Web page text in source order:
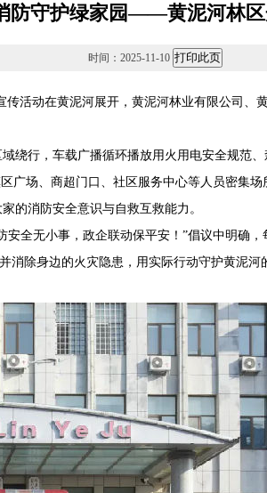
防守护绿家园——黄泥河林
时间：2025-11-10
动在黄泥河展开，黄泥河林业有限公司、
行，车载广播循环播放用火用电安全规范
广场、商超门口、社区服务中心等人员密集
的消防安全意识与自救互救能力。
无小事，政企联动保平安！”倡议中明确
消除身边的火灾隐患，用实际行动守护黄泥